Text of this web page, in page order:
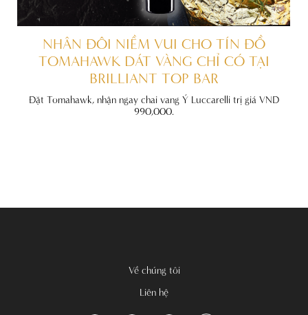
NHÂN ĐÔI NIỀM VUI CHO TÍN ĐỒ
TOMAHAWK DÁT VÀNG CHỈ CÓ TẠI
BRILLIANT TOP BAR
Đặt Tomahawk, nhận ngay chai vang Ý Luccarelli trị giá VND
990,000.
Về chúng tôi
Liên hệ